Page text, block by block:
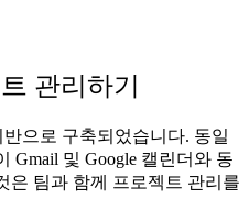
관리하기
반으로 구축되었습니다. 동일
Gmail 및 Google 캘린더와 동
은 팀과 함께 프로젝트 관리를